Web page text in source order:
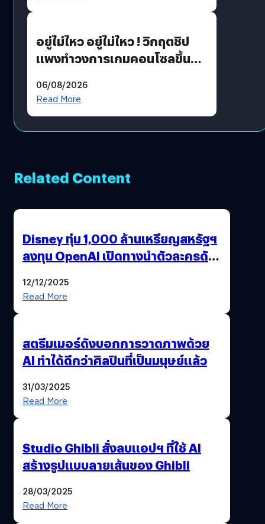
อยู่ไม่ไหว อยู่ไม่ไหว ! วิกฤตชิป
แพงทำวงการเกมคอนโซลขึ้น
?
06/08/2026
Read More
Related Content
Disney ทุ่ม 1,000 ล้านเหรียญสหรัฐฯ
ลงทุน OpenAI เปิดทางนำตัวละครดัง
12/12/2025
Read More
สตรีมเมอร์ดังบอกการวาดภาพด้วย
AI ทำได้ดีกว่าศิลปินที่เป็นมนุษย์แล้ว
31/03/2025
Read More
Studio Ghibli สั่งลบแอปฯ ที่ใช้ AI
สร้างรูปแบบลายเส้นของ Ghibli
28/03/2025
Read More